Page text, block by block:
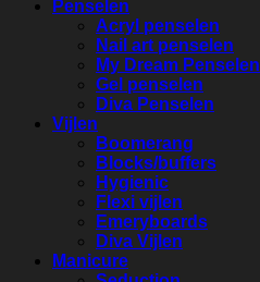
Penselen
Acryl penselen
Nail art penselen
My Dream Penselen
Gel penselen
Diva Penselen
Vijlen
Boomerang
Blocks/buffers
Hygienic
Flexi vijlen
Emeryboards
Diva Vijlen
Manicure